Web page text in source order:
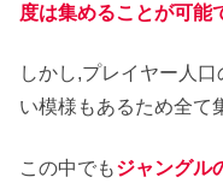
度は集めることが可能
しかし,プレイヤー人
い模様もあるため全て
この中でもジャングル